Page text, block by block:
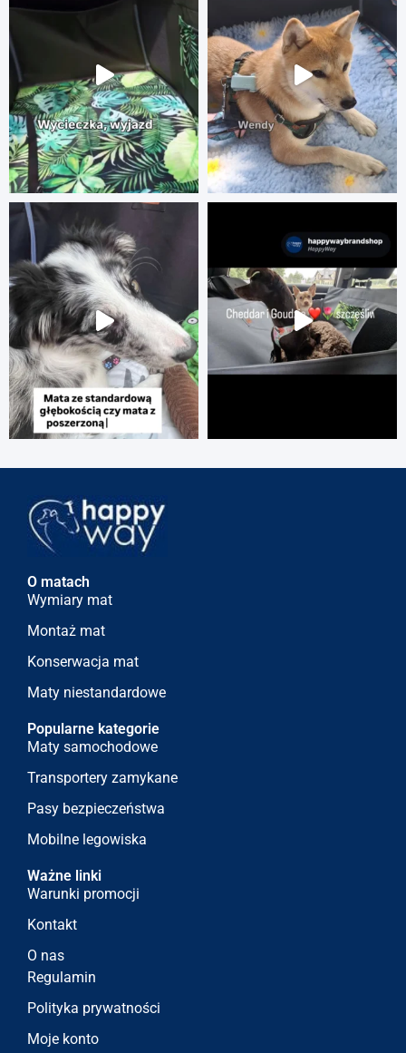
O matach
Wymiary mat
Montaż mat
Konserwacja mat
Maty niestandardowe
Popularne kategorie
Maty samochodowe
Transportery zamykane
Pasy bezpieczeństwa
Mobilne legowiska
Ważne linki
Warunki promocji
Kontakt
O nas
Regulamin
Polityka prywatności
Moje konto